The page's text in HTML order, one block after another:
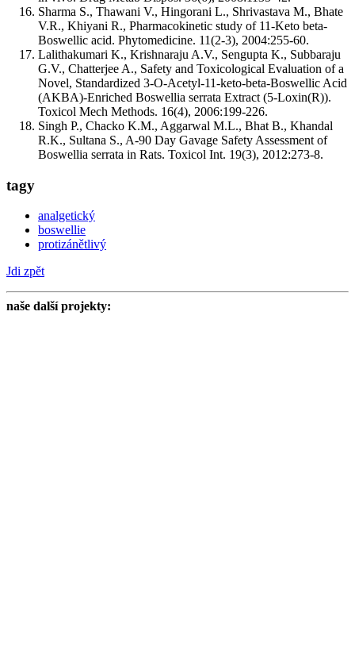
Sharma S., Thawani V., Hingorani L., Shrivastava M., Bhate
V.R., Khiyani R., Pharmacokinetic study of 11-Keto beta-
Boswellic acid. Phytomedicine. 11(2-3), 2004:255-60.
Lalithakumari K., Krishnaraju A.V., Sengupta K., Subbaraju
G.V., Chatterjee A., Safety and Toxicological Evaluation of a
Novel, Standardized 3-O-Acetyl-11-keto-beta-Boswellic Acid
(AKBA)-Enriched Boswellia serrata Extract (5-Loxin(R)).
Toxicol Mech Methods. 16(4), 2006:199-226.
Singh P., Chacko K.M., Aggarwal M.L., Bhat B., Khandal
R.K., Sultana S., A-90 Day Gavage Safety Assessment of
Boswellia serrata in Rats. Toxicol Int. 19(3), 2012:273-8.
tagy
analgetický
boswellie
protizánětlivý
Jdi zpět
naše další projekty: